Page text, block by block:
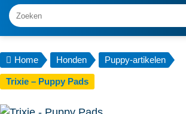
Zoeken
Home Honden Puppy-artikelen
Trixie – Puppy Pads